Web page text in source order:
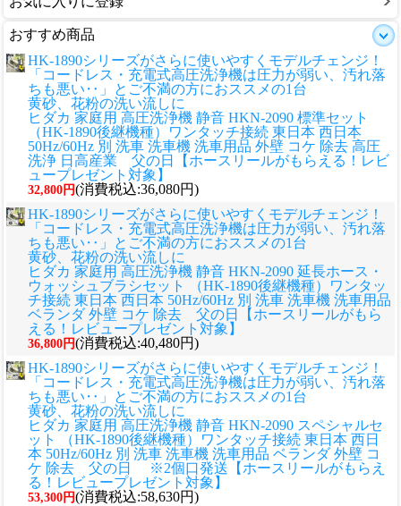
おすすめ商品
HK-1890シリーズがさらに使いやすくモデルチェンジ！
「コードレス・充電式高圧洗浄機は圧力が弱い、汚れ落
ちも悪い‥」とご不満の方におススメの1台
黄砂、花粉の洗い流しに
ヒダカ 家庭用 高圧洗浄機 静音 HKN-2090 標準セット
（HK-1890後継機種）ワンタッチ接続 東日本 西日本
50Hz/60Hz 別 洗車 洗車機 洗車用品 外壁 コケ 除去 高圧
洗浄 日高産業 父の日【ホースリールがもらえる！レビ
ュープレゼント対象】
32,800円(消費税込:36,080円)
HK-1890シリーズがさらに使いやすくモデルチェンジ！
「コードレス・充電式高圧洗浄機は圧力が弱い、汚れ落
ちも悪い‥」とご不満の方におススメの1台
黄砂、花粉の洗い流しに
ヒダカ 家庭用 高圧洗浄機 静音 HKN-2090 延長ホース・
ウォッシュブラシセット （HK-1890後継機種）ワンタッ
チ接続 東日本 西日本 50Hz/60Hz 別 洗車 洗車機 洗車用品
ベランダ 外壁 コケ 除去 父の日【ホースリールがもら
える！レビュープレゼント対象】
36,800円(消費税込:40,480円)
HK-1890シリーズがさらに使いやすくモデルチェンジ！
「コードレス・充電式高圧洗浄機は圧力が弱い、汚れ落
ちも悪い‥」とご不満の方におススメの1台
黄砂、花粉の洗い流しに
ヒダカ 家庭用 高圧洗浄機 静音 HKN-2090 スペシャルセ
ット （HK-1890後継機種）ワンタッチ接続 東日本 西日
本 50Hz/60Hz 別 洗車 洗車機 洗車用品 ベランダ 外壁 コ
ケ 除去 父の日 ※2個口発送【ホースリールがもらえ
る！レビュープレゼント対象】
53,300円(消費税込:58,630円)